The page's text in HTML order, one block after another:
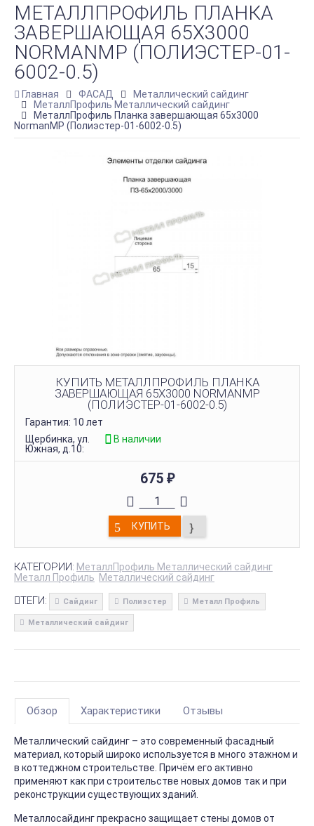
МЕТАЛЛПРОФИЛЬ ПЛАНКА
ЗАВЕРШАЮЩАЯ 65Х3000
NORMANMP (ПОЛИЭСТЕР-01-
6002-0.5)
Главная ФАСАД
Металлический сайдинг
МеталлПрофиль Металлический сайдинг
МеталлПрофиль Планка завершающая 65х3000
NormanMP (Полиэстер-01-6002-0.5)
КУПИТЬ МЕТАЛЛПРОФИЛЬ ПЛАНКА
ЗАВЕРШАЮЩАЯ 65Х3000 NORMANMP
(ПОЛИЭСТЕР-01-6002-0.5)
Гарантия: 10 лет
Щербинка, ул.
Южная, д.10:
В наличии
675 ₽
КУПИТЬ
КАТЕГОРИИ: МеталлПрофиль Металлический сайдинг
Металл Профиль Металлический сайдинг
ТЕГИ: Сайдинг Полиэстер Металл Профиль
Металлический сайдинг
Обзор Характеристики Отзывы
Металлический сайдинг – это современный фасадный
материал, который широко используется в много этажном и
в коттеджном строительстве. Причём его активно
применяют как при строительстве новых домов так и при
реконструкции существующих зданий.
Металлосайдинг прекрасно защищает стены домов от